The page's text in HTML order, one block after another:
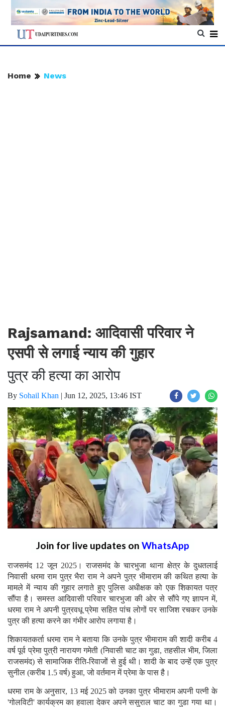
Home News
Rajsamand: आदिवासी परिवार ने
एसपी से लगाई न्याय की गुहार
पुत्र की हत्या का आरोप
By Sohail Khan | Jun 12, 2025, 13:46 IST
Join for live updates on WhatsApp
राजसमंद 12 जून 2025। राजसमंद के चारभुजा थाना क्षेत्र के दुधतलाई
निवासी धरमा राम पुत्र भैरा राम ने अपने पुत्र भीमाराम की कथित हत्या के
मामले में न्याय की गुहार लगाते हुए पुलिस अधीक्षक को एक शिकायत पत्र
सौंपा है। समस्त आदिवासी परिवार चारभुजा की ओर से सौंपे गए ज्ञापन में,
धरमा राम ने अपनी पुत्रवधू प्रेमा सहित पांच लोगों पर साजिश रचकर उनके
पुत्र की हत्या करने का गंभीर आरोप लगाया है।
शिकायतकर्ता धरमा राम ने बताया कि उनके पुत्र भीमाराम की शादी करीब 4
वर्ष पूर्व प्रेमा पुत्री नारायण गमेती (निवासी चाट का गुडा, तहसील भीम, जिला
राजसमंद) से सामाजिक रीति-रिवाजों से हुई थी। शादी के बाद उन्हें एक पुत्र
सुनील (करीब 1.5 वर्ष) हुआ, जो वर्तमान में प्रेमा के पास है।
धरमा राम के अनुसार, 13 मई 2025 को उनका पुत्र भीमाराम अपनी पत्नी के
'गोलविटी' कार्यक्रम का हवाला देकर अपने ससुराल चाट का गुडा गया था।